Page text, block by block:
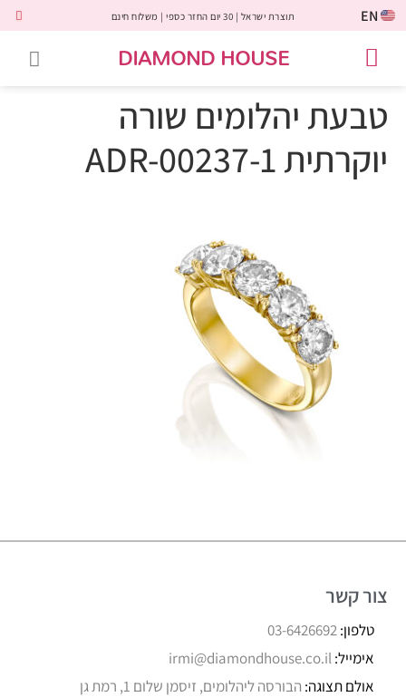
EN תוצרת ישראל | 30 יום החזר כספי | משלוח חינם
DIAMOND HOUSE
טבעת יהלומים שורה
יוקרתית ADR-00237-1
צור קשר
טלפון:03-6426692
אימייל:irmi@diamondhouse.co.il
אולם תצוגה: הבורסה ליהלומים, זיסמן שלום 1, רמת גן